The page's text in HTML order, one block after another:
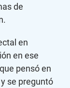
de
en
en ese
pensó en
se preguntó